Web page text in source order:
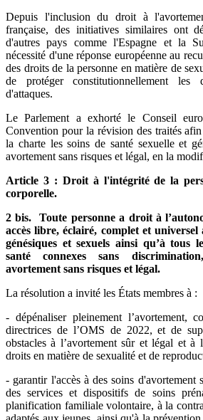
Depuis l'inclusion du droit à
française, des initiatives similaires ont
d'autres pays comme l'Espagne et la
nécessité d'une réponse européenne au
des droits de la personne en matière de
de protéger constitutionnellement
d'attaques.
Le Parlement a exhorté le Conseil
Convention pour la révision des traités
la charte les soins de santé sexuelle et
avortement sans risques et légal, en la
Article 3 : Droit à l'intégrité de la
corporelle.
2 bis. Toute personne a droit à
accès libre, éclairé, complet et
génésiques et sexuels ainsi qu’à tous
santé connexes sans
avortement sans risques et légal.
La résolution a invité les États membres à :
- dépénaliser pleinement l’avortement,
directrices de l’OMS de 2022, et de
obstacles à l’avortement sûr et légal et à
droits en matière de sexualité et de
- garantir l'accès à des soins d'avortement
des services et dispositifs de soins
planification familiale volontaire, à la